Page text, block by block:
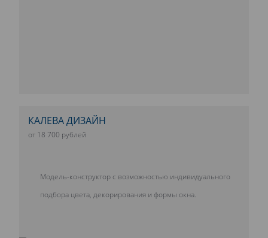
КАЛЕВА ДИЗАЙН
от 18 700 рублей
Модель-конструктор с возможностью индивидуального
подбора цвета, декорирования и формы окна.